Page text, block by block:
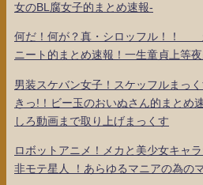
女のBL腐女子的まとめ速報-
何だ！何が？真・シロッフル！！
ニート的まとめ速報！一生童貞上等夜
男装スケバン女子！スケッフルまっ
きっ!！ビー玉のおいぬさん的まと
しろ動画まで取り上げまっくす
ロボットアニメ！メカと美少女キャ
非モテ星人 ！あらゆるマニアの為の